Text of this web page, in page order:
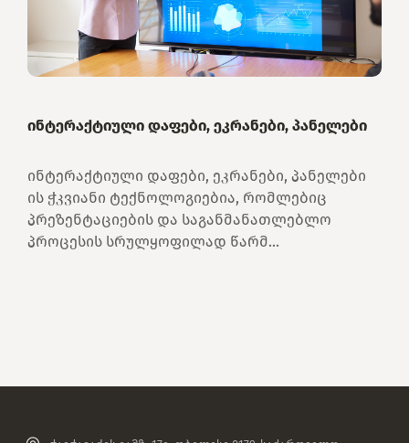
ინტერაქტიული დაფები, ეკრანები, პანელები
ინტერაქტიული დაფები, ეკრანები, პანელები
ის ჭკვიანი ტექნოლოგიებია, რომლებიც
პრეზენტაციების და საგანმანათლებლო
პროცესის სრულყოფილად წარმ...